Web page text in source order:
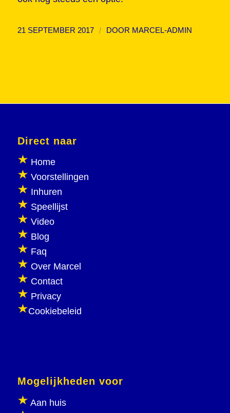
21 SEPTEMBER 2017 / DOOR MARCEL-ADMIN
Direct naar
Home
Voorstellingen
Inhuren
Speellijst
Video
Blog
Faq
Over Marcel
Contact
Privacy
Cookiebeleid
Mogelijkheden voor
Aan huis